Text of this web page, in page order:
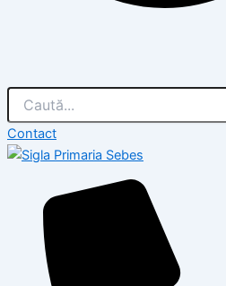
Contact